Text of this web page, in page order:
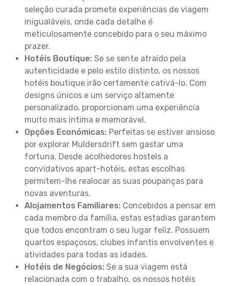
seleção curada promete experiências de viagem
inigualáveis, onde cada detalhe é
meticulosamente concebido para o seu máximo
prazer.
Hotéis Boutique: Se se sente atraído pela
autenticidade e pelo estilo distinto, os nossos
hotéis boutique irão certamente cativá-lo. Com
designs únicos e um serviço altamente
personalizado, proporcionam uma experiência
muito mais íntima e memorável.
Opções Económicas: Perfeitas se estiver ansioso
por explorar Muldersdrift sem gastar uma
fortuna. Desde acolhedores hostels a
convidativos apart-hotéis, estas escolhas
permitem-lhe realocar as suas poupanças para
novas aventuras.
Alojamentos Familiares: Concebidos a pensar em
cada membro da família, estas estadias garantem
que todos encontram o seu lugar feliz. Possuem
quartos espaçosos, clubes infantis envolventes e
atividades para todas as idades.
Hotéis de Negócios: Se a sua viagem está
relacionada com o trabalho, os nossos hotéis